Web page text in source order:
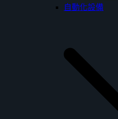
自動化設備